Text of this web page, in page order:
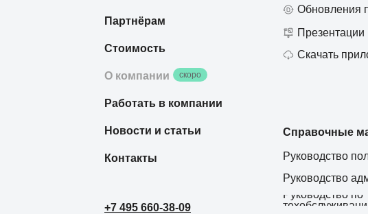
Скачать
Презентации
Справочные
Руководство
Руководство
Руководство по
Обновления
+7 495 660-38-09
О компании
Работать в компании
Контакты
Стоимость
Партнёрам
Новости и статьи
скоро